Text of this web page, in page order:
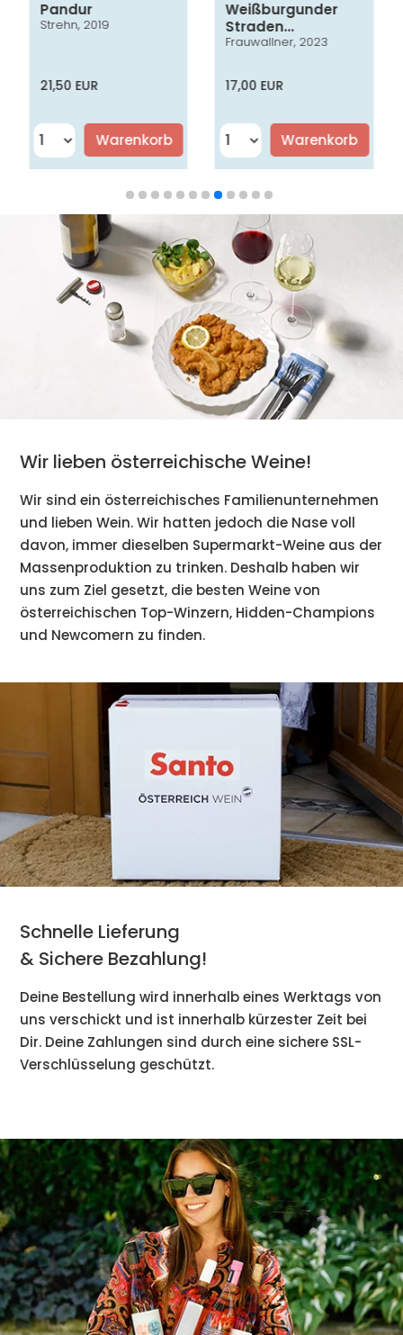
Pandur
Strehn, 2019
21,50 EUR
Warenkorb
Weißburgunder
Straden
Vulkanland
Frauwallner, 2023
17,00 EUR
Warenkorb
Wir lieben österreichische Weine!
Wir sind ein österreichisches Familienunternehmen
und lieben Wein. Wir hatten jedoch die Nase voll
davon, immer dieselben Supermarkt-Weine aus der
Massenproduktion zu trinken. Deshalb haben wir
uns zum Ziel gesetzt, die besten Weine von
österreichischen Top-Winzern, Hidden-Champions
und Newcomern zu finden.
Schnelle Lieferung
& Sichere Bezahlung!
Deine Bestellung wird innerhalb eines Werktags von
uns verschickt und ist innerhalb kürzester Zeit bei
Dir. Deine Zahlungen sind durch eine sichere SSL-
Verschlüsselung geschützt.